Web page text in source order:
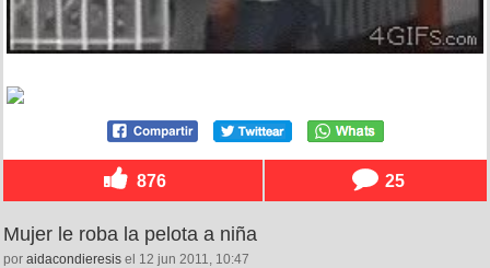
876 25
Mujer le roba la pelota a niña
por aidacondieresis el 12 jun 2011, 10:47